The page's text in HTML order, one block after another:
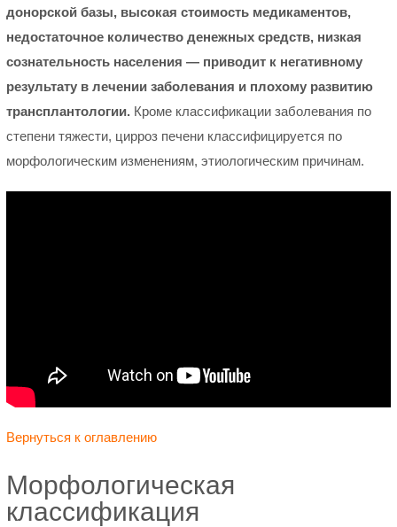
донорской базы, высокая стоимость медикаментов,
недостаточное количество денежных средств, низкая
сознательность населения — приводит к негативному
результату в лечении заболевания и плохому развитию
трансплантологии. Кроме классификации заболевания по
степени тяжести, цирроз печени классифицируется по
морфологическим изменениям, этиологическим причинам.
Вернуться к оглавлению
Морфологическая
классификация